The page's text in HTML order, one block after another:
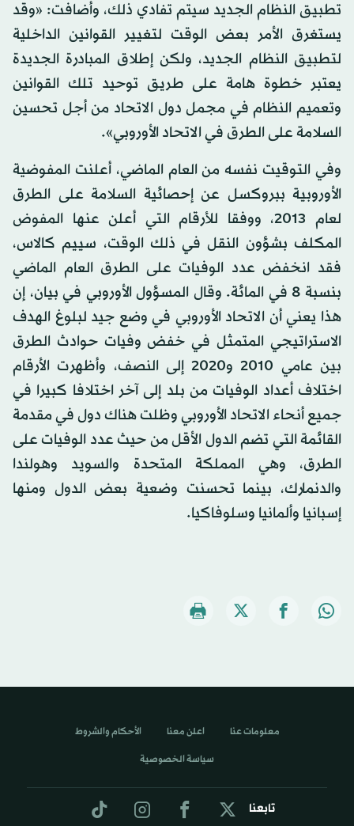
تطبيق النظام الجديد سيتم تفادي ذلك، وأضافت: «وقد
يستغرق الأمر بعض الوقت لتغيير القوانين الداخلية
لتطبيق النظام الجديد، ولكن إطلاق المبادرة الجديدة
يعتبر خطوة هامة على طريق توحيد تلك القوانين
وتعميم النظام في مجمل دول الاتحاد من أجل تحسين
السلامة على الطرق في الاتحاد الأوروبي».
وفي التوقيت نفسه من العام الماضي، أعلنت المفوضية
الأوروبية ببروكسل عن إحصائية السلامة على الطرق
لعام 2013، ووفقا للأرقام التي أعلن عنها المفوض
المكلف بشؤون النقل في ذلك الوقت، سييم كالاس،
فقد انخفض عدد الوفيات على الطرق العام الماضي
بنسبة 8 في المائة. وقال المسؤول الأوروبي في بيان، إن
هذا يعني أن الاتحاد الأوروبي في وضع جيد لبلوغ الهدف
الاستراتيجي المتمثل في خفض وفيات حوادث الطرق
بين عامي 2010 و2020 إلى النصف، وأظهرت الأرقام
اختلاف أعداد الوفيات من بلد إلى آخر اختلافا كبيرا في
جميع أنحاء الاتحاد الأوروبي وظلت هناك دول في مقدمة
القائمة التي تضم الدول الأقل من حيث عدد الوفيات على
الطرق، وهي المملكة المتحدة والسويد وهولندا
والدنمارك، بينما تحسنت وضعية بعض الدول ومنها
إسبانيا وألمانيا وسلوفاكيا.
تابعنا
معلومات عنا اعلن معنا الأحكام والشروط
سياسة الخصوصية